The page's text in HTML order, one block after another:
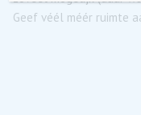
Geef véél méér ruimte